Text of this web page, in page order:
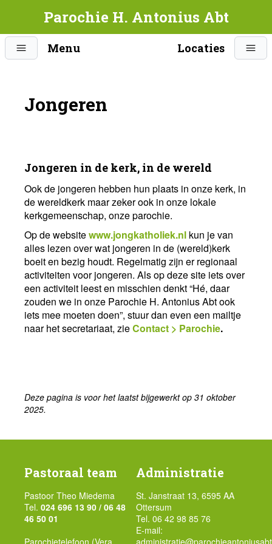
Parochie H. Antonius Abt
Menu Locaties
Jongeren
Jongeren in de kerk, in de wereld
Ook de jongeren hebben hun plaats in onze kerk, in
de wereldkerk maar zeker ook in onze lokale
kerkgemeenschap, onze parochie.
Op de websitewww.jongkatholiek.nl kun je van
alles lezen over wat jongeren in de (wereld)kerk
boeit en bezig houdt. Regelmatig zijn er regionaal
activiteiten voor jongeren. Als op deze site iets over
een activiteit leest en misschien denkt “Hé, daar
zouden we in onze Parochie H. Antonius Abt ook
iets mee moeten doen”, stuur dan even een mailtje
naar het secretariaat, zieContact > Parochie.
Deze pagina is voor het laatst bijgewerkt op 31 oktober
2025.
Pastoraal team
Pastoor Theo Miedema
Tel. 024 696 13 90 / 06 48
46 50 01
Parochietelefoon (Vera
Administratie
St. Janstraat 13, 6595 AA
Ottersum
Tel. 06 42 98 85 76
E-mail: